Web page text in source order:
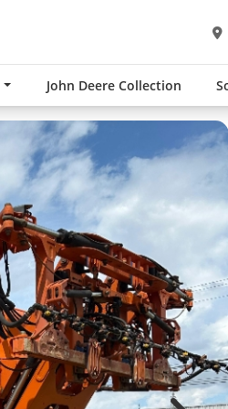
John Deere Collection